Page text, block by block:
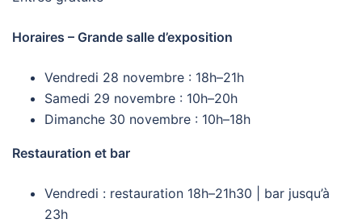
Horaires – Grande salle d’exposition
Vendredi 28 novembre : 18h–21h
Samedi 29 novembre : 10h–20h
Dimanche 30 novembre : 10h–18h
Restauration et bar
Vendredi : restauration 18h–21h30 | bar jusqu’à
23h